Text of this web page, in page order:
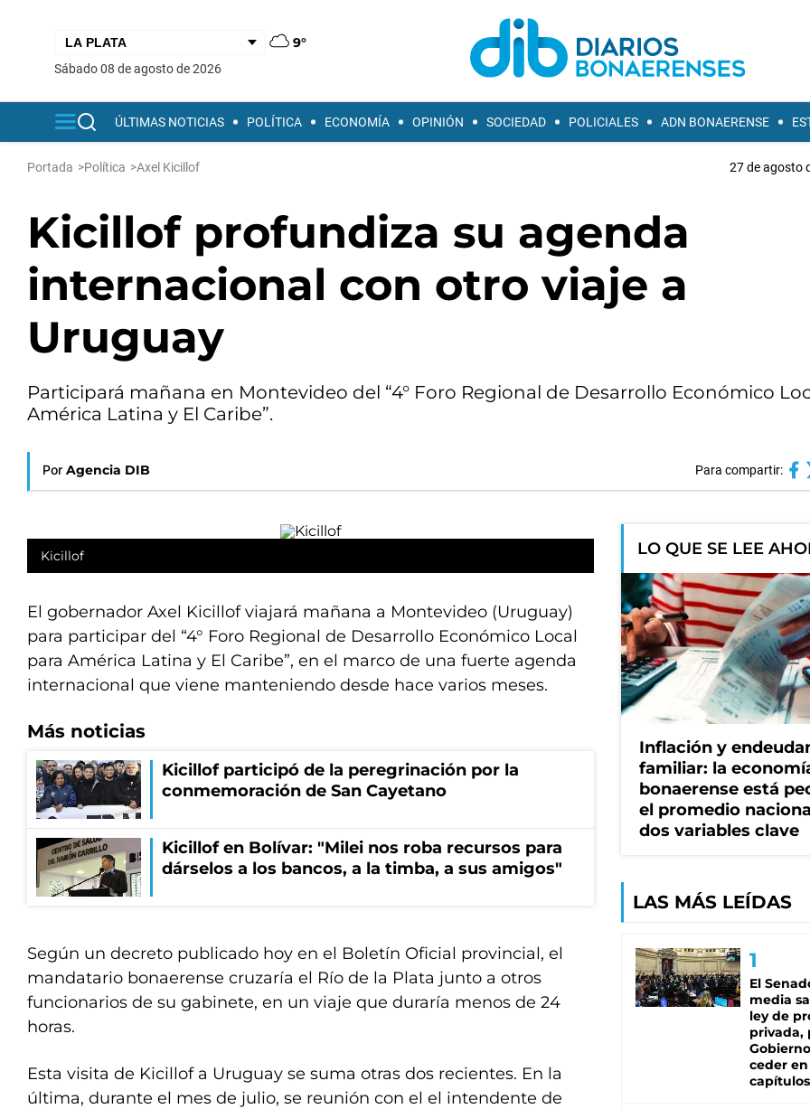
9°
sábado 08 de agosto de 2026
ÚLTIMAS NOTICIAS POLÍTICA ECONOMÍA OPINIÓN SOCIEDAD POLICIALES ADN BONAERENSE
Portada >Política >Axel Kicillof 27 de agosto
Kicillof profundiza su agenda
internacional con otro viaje a
Uruguay
Participará mañana en Montevideo del “4° Foro Regional de Desarrollo Económico
América Latina y El Caribe”.
Por Agencia DIB Para compartir:
Kicillof
El gobernador Axel Kicillof viajará mañana a Montevideo (Uruguay)
para participar del “4° Foro Regional de Desarrollo Económico Local
para América Latina y El Caribe”, en el marco de una fuerte agenda
internacional que viene manteniendo desde hace varios meses.
Más noticias
Kicillof participó de la peregrinación por la
conmemoración de San Cayetano
Kicillof en Bolívar: "Milei nos roba recursos para
dárselos a los bancos, a la timba, a sus amigos"
Según un decreto publicado hoy en el Boletín Oficial provincial, el
mandatario bonaerense cruzaría el Río de la Plata junto a otros
funcionarios de su gabinete, en un viaje que duraría menos de 24
horas.
Esta visita de Kicillof a Uruguay se suma otras dos recientes. En la
última, durante el mes de julio, se reunión con el el intendente de
LO QUE SE LEE
Inflación y
familiar: la
bonaerense está
el promedio
dos variables clave
LAS MÁS LEÍDAS
El
media
ley de
privada,
ceder
capítulos